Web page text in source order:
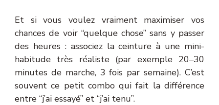
Et si vous voulez vraiment maximiser vos
chances de voir “quelque chose” sans y passer
des heures : associez la ceinture à une mini-
habitude très réaliste (par exemple 20–30
minutes de marche, 3 fois par semaine). C’est
souvent ce petit combo qui fait la différence
entre “j’ai essayé” et “j’ai tenu”.